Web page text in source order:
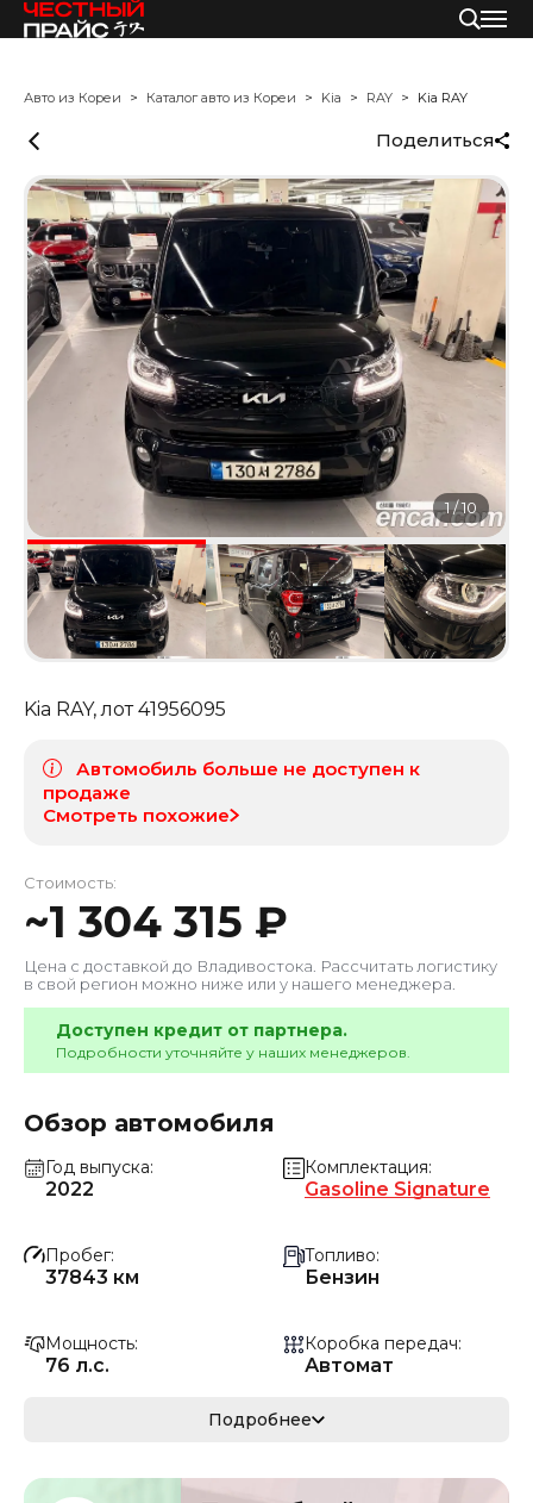
Авто из Кореи Каталог авто из Кореи Kia RAY Kia RAY
Поделиться
1/10
Kia RAY, лот41956095
Автомобиль больше не доступен к
продаже
Смотреть похожие
Стоимость:
~1 304 315 ₽
Цена с доставкой до Владивостока. Рассчитать логистику
в свой регион можно ниже или у нашего менеджера.
Доступен кредит от партнера.
Подробности уточняйте у наших менеджеров.
Обзор автомобиля
Год выпуска
2022
Комплектация
Gasoline Signature
Пробег
37843 км
Топливо
Бензин
Мощность
76 л.с.
Коробка передач
Автомат
Малолитражка
Объём двигателя
Подробнее